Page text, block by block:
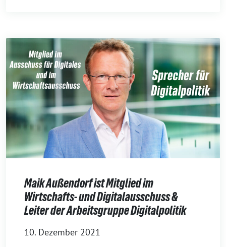
Maik Außendorf ist Mitglied im
Wirtschafts- und Digitalausschuss &
Leiter der Arbeitsgruppe Digitalpolitik
10. Dezember 2021